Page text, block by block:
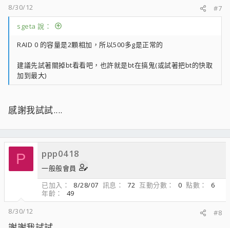
8/30/12
#7
sgeta 說：
RAID 0 的容量是2顆相加，所以500多g是正常的
建議先試著關掉bt看看吧，也許就是bt在搞鬼(或試著把bt的快取
加到最大)
感謝我試試....
P ppp0418
一般般會員
已加入
8/28/07 訊息 72 互動分數 0 點數
6
年齡
49
8/30/12
#8